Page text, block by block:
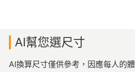
AI幫您選尺寸
AI換算尺寸僅供參考，因應每人的體